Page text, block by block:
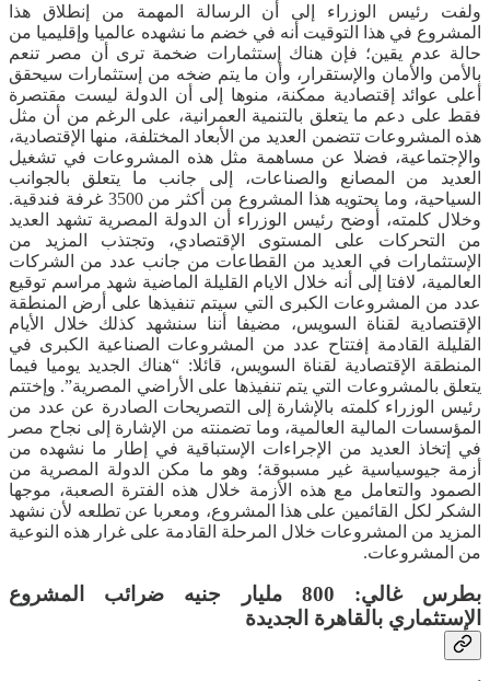
ولفت رئيس الوزراء إلى أن الرسالة المهمة من إنطلاق هذا
المشروع في هذا التوقيت أنه في خضم ما نشهده عالميا وإقليميا من
حالة عدم يقين؛ فإن هناك إستثمارات ضخمة ترى أن مصر تنعم
بالأمن والأمان والإستقرار، وأن ما يتم ضخه من إستثمارات سيحقق
أعلى عوائد إقتصادية ممكنة، منوها إلى أن الدولة ليست مقتصرة
فقط على دعم ما يتعلق بالتنمية العمرانية، على الرغم من أن مثل
هذه المشروعات تتضمن العديد من الأبعاد المختلفة، منها الإقتصادية،
والإجتماعية، فضلا عن مساهمة مثل هذه المشروعات في تشغيل
العديد من المصانع والصناعات، إلى جانب ما يتعلق بالجوانب
السياحية، وما يحتويه هذا المشروع من أكثر من 3500 غرفة فندقية.
وخلال كلمته، أوضح رئيس الوزراء أن الدولة المصرية تشهد العديد
من التحركات على المستوى الإقتصادي، وتجتذب المزيد من
الإستثمارات في العديد من القطاعات من جانب عدد من الشركات
العالمية، لافتا إلى أنه خلال الايام القليلة الماضية شهد مراسم توقيع
عدد من المشروعات الكبرى التي سيتم تنفيذها على أرض المنطقة
الإقتصادية لقناة السويس، مضيفا أننا سنشهد كذلك خلال الأيام
القليلة القادمة إفتتاح عدد من المشروعات الصناعية الكبرى في
المنطقة الإقتصادية لقناة السويس، قائلا: “هناك الجديد يوميا فيما
يتعلق بالمشروعات التي يتم تنفيذها على الأراضي المصرية”. وإختتم
رئيس الوزراء كلمته بالإشارة إلى التصريحات الصادرة عن عدد من
المؤسسات المالية العالمية، وما تضمنته من الإشارة إلى نجاح مصر
في إتخاذ العديد من الإجراءات الإستباقية في إطار ما نشهده من
أزمة جيوسياسية غير مسبوقة؛ وهو ما مكن الدولة المصرية من
الصمود والتعامل مع هذه الأزمة خلال هذه الفترة الصعبة، موجها
الشكر لكل القائمين على هذا المشروع، ومعربا عن تطلعه لأن نشهد
المزيد من المشروعات خلال المرحلة القادمة على غرار هذه النوعية
من المشروعات.
بطرس غالي: 800 مليار جنيه ضرائب المشروع
الإستثماري بالقاهرة الجديدة